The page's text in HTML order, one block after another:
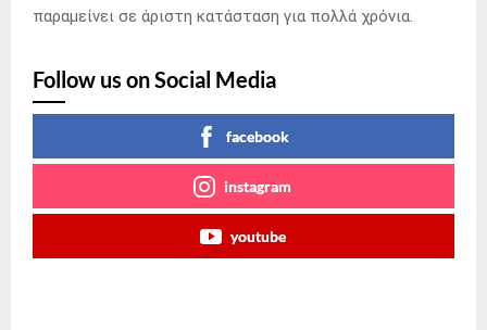
παραμείνει σε άριστη κατάσταση για πολλά χρόνια.
Follow us on Social Media
facebook
instagram
youtube